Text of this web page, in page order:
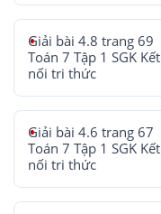
Giải bài 4.8 trang 69
Toán 7 Tập 1 SGK Kết
nối tri thức
Giải bài 4.6 trang 67
Toán 7 Tập 1 SGK Kết
nối tri thức